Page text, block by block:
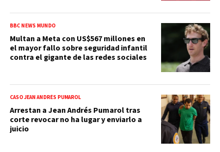
BBC NEWS MUNDO
Multan a Meta con US$567 millones en
el mayor fallo sobre seguridad infantil
contra el gigante de las redes sociales
CASO JEAN ANDRÉS PUMAROL
Arrestan a Jean Andrés Pumarol tras
corte revocar no ha lugar y enviarlo a
juicio